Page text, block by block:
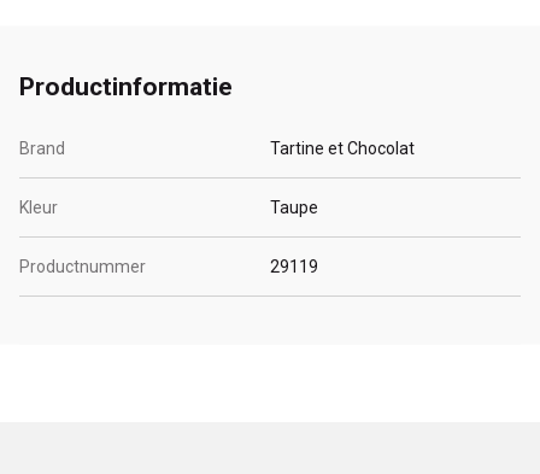
Productinformatie
Brand Tartine et Chocolat
Kleur Taupe
Productnummer 29119